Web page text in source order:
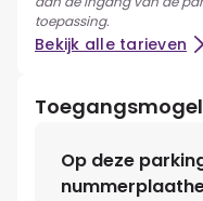
toepassing.
Bekijk alle tarieven
Op deze